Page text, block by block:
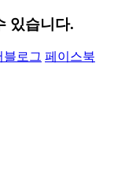
있습니다.
블로그 페이스북